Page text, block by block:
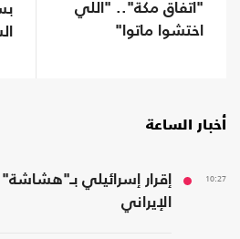
"اتفاق مكة".. "اللي
اختشوا ماتوا"
أخبار الساعة
10:27
إقرار إسرائيلي
الإيراني